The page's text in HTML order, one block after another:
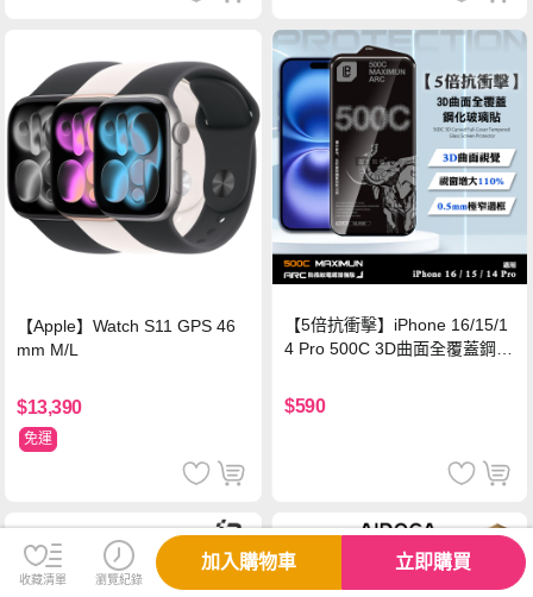
【Apple】Watch S11 GPS 46
mm M/L
$13,390
免運
【5倍抗衝擊】iPhone 16/15/1
4 Pro 500C 3D曲面全覆蓋鋼化
保護貼
$590
收藏清單 瀏覽紀錄
加入購物車 立即購買